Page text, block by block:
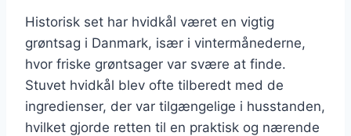
Historisk set har hvidkål været en vigtig
grøntsag i Danmark, især i vintermånederne,
hvor friske grøntsager var svære at finde.
Stuvet hvidkål blev ofte tilberedt med de
ingredienser, der var tilgængelige i husstanden,
hvilket gjorde retten til en praktisk og nærende